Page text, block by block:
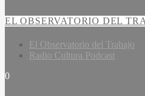
EL OBSERVATORIO DEL
El Observatorio del Trabajo
Radio Cultura Podcast
0